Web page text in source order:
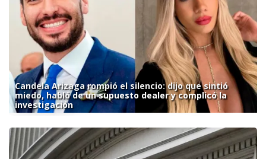
Candela Arizaga rompió el silencio: dijo que sintió
miedo, habló de un supuesto dealer y complicó la
investigación